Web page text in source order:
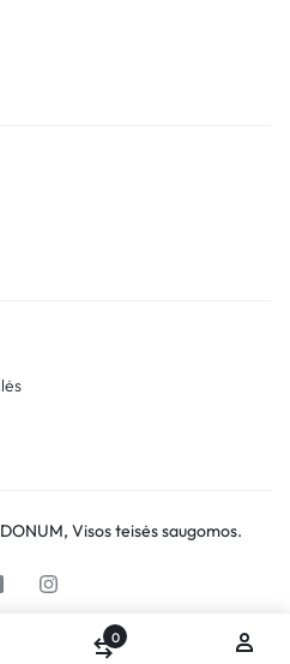
Visos teisės saugomos.
0